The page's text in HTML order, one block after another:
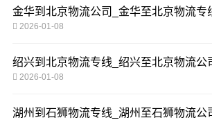
金华到北京物流公司_金华至北京物流专
2026-01-08
绍兴到北京物流专线_绍兴至北京物流公
2026-01-08
湖州到石狮物流专线_湖州至石狮物流公